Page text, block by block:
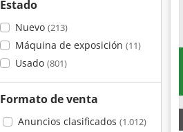
Estado
Nuevo (213)
Máquina de exposición (11)
Usado (801)
Formato de venta
Anuncios clasificados (1.012)